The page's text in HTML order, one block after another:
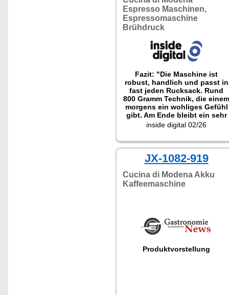
Espresso Maschinen,
Espressomaschine
Brühdruck
Fazit: "Die Maschine ist
robust, handlich und passt in
fast jeden Rucksack. Rund
800 Gramm Technik, die einem
morgens ein wohliges Gefühl
gibt. Am Ende bleibt ein sehr
persönliches Urteil: Diese
Espressomaschine ist kein
Spielzeug. Sie ist ein
Luxusgerät für Menschen, die
draußen sind und trotzdem
nicht verzichten wollen."
inside digital 02/26
JX-1082-919
Cucina di Modena Akku
Kaffeemaschine
Produktvorstellung